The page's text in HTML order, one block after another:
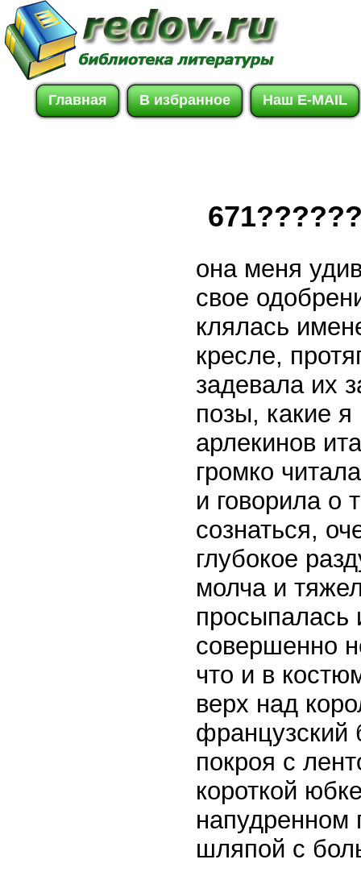
Главная В избранное Наш E-MAIL
она меня
свое
клялась
кресле,
задевала их
позы, какие
арлекинов
громко
и говорила о
сознаться,
глубокое
молча и
просыпалась
совершенно
что и в
верх над
французский
покроя с
короткой
напудренном
шляпой с